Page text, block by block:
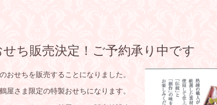
ち販売決定！ご予約承り中です
おせちを販売することになりました。
さま限定の特製おせちになります。